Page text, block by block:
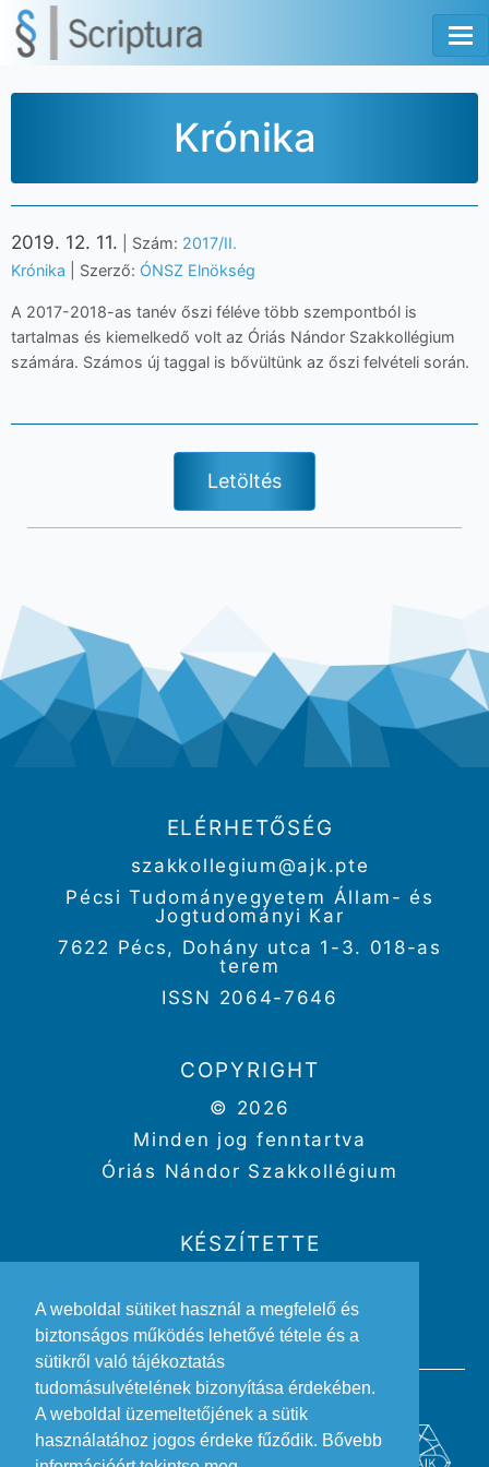
A weboldal sütiket használ a megfelelő és
biztonságos működés lehetővé tétele és a
sütikről való tájékoztatás
tudomásulvételének bizonyítása érdekében.
A weboldal üzemeltetőjének a sütik
használatához jogos érdeke fűződik. Bővebb
Krónika
2019. 12. 11. | Szám: 2017/II.
Krónika | Szerző: ÓNSZ Elnökség
A 2017-2018-as tanév őszi féléve több szempontból is
tartalmas és kiemelkedő volt az Óriás Nándor Szakkollégium
számára. Számos új taggal is bővültünk az őszi felvételi során.
Letöltés
ELÉRHETŐSÉG
szakkollegium@ajk.pte
Pécsi Tudományegyetem Állam- és
Jogtudományi Kar
7622 Pécs, Dohány utca 1-3. 018-as
terem
ISSN 2064-7646
COPYRIGHT
© 2026
Minden jog fenntartva
Óriás Nándor Szakkollégium
KÉSZÍTETTE
Design:Gertheis Anna